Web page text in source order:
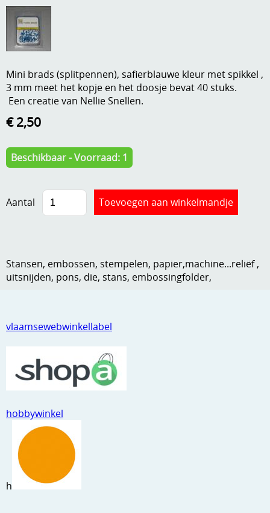
A, ja, op is op
Aanbiedingen
Andere
Boeken en magazines
Dies om te stansen
DVD-CD
Embossen
Hechtingsmaterialen
Kneedmateriaal
Leuke versieringen
Netjes opbergen
Ponsen
Ribbelaar
Snijmaterialen
Algemene voorwaarden
Verzend - en verpakkingsk
Mijn account
Info
Anders creatief
Gastenboek
vlaamsewebwinkellabel
hobbywinkel
h
Mini brads (splitpennen), safierblauwe kleur met spikkel ,
3 mm meet het kopje en het doosje bevat 40 stuks.
Een creatie van Nellie Snellen.
€ 2,50
Beschikbaar - Voorraad: 1
Aantal
Stansen, embossen, stempelen, papier,machine...reliëf ,
uitsnijden, pons, die, stans, embossingfolder,